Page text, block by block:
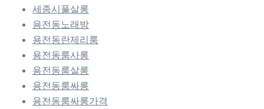
세종시풀살롱
용전동노래방
용전동란제리룸
용전동룸사롱
용전동룸살롱
용전동룸싸롱
용전동룸싸롱가격